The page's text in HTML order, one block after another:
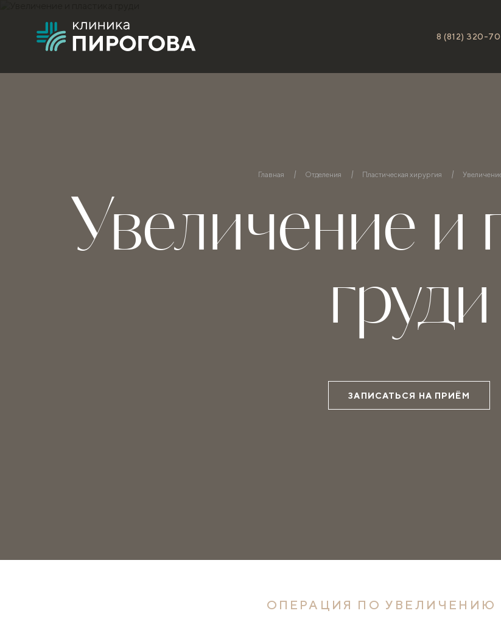
8 (812) 320-
Главная Отделения Пластическая хирургия
Увеличение и
груди
ЗАПИСАТЬСЯ НА ПРИЁМ
ОПЕРАЦИЯ ПО УВЕЛИЧЕНИЮ